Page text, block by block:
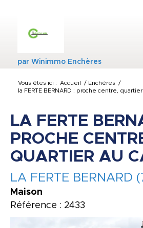
parWinimmo Enchères
Vous êtes ici : Accueil / Enchères
/
la FERTE BERNARD : proche centre, quartier
LA FERTE
PROCHE
QUARTIER AU
LA FERTE BERNARD
Maison
Référence : 2433